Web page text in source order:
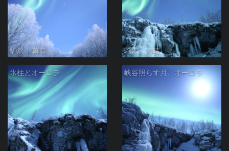
駒沢 満晴 駒沢 満晴
氷柱とオーロラ 峡谷照らす月、オーロラ